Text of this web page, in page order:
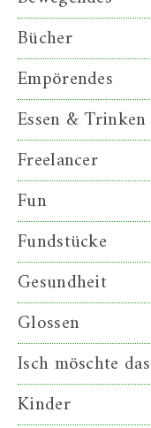
Bücher
Empörendes
Essen & Trinken
Freelancer
Fun
Fundstücke
Gesundheit
Glossen
Isch möschte das
Kinder